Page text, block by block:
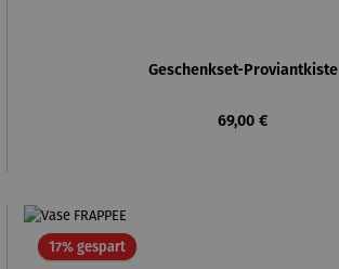
Geschenkset-Proviantkiste
Regulärer Preis:
69,00 €
17% gespartRabatt